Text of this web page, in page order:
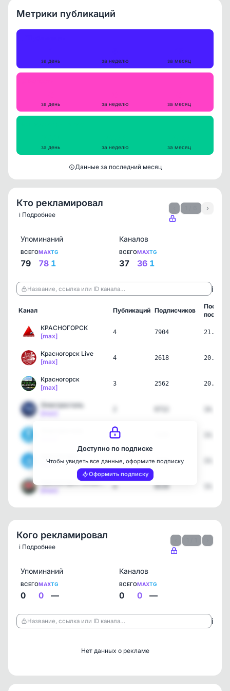
Метрики публикаций
за день за неделю за месяц
за день за неделю за месяц
за день за неделю за месяц
Данные за последний месяц
Кто рекламировал
ℹ️ Подробнее
›
Упоминаний
ВСЕГО
79
MAX
78
TG
1
Каналов
ВСЕГО
37
MAX
36
TG
1
Название, ссылка или ID канала… ℹ️
Канал Публикаций Подписчиков
пост
КРАСНОГОРСК
[max]
4 7904
Красногорск Live
[max]
4 2618
Красногорск
[max]
3 2562
Электросталь
4
[max]
2 2717
Красногорск онлайн • Нов…
4 8539
Доступно по подписке
Чтобы увидеть все данные, оформите подписку
Оформить подписку
Кого рекламировал
ℹ️ Подробнее
Упоминаний
ВСЕГО
0
MAX
0
TG
—
Каналов
ВСЕГО
0
MAX
0
TG
—
Название, ссылка или ID канала… ℹ️
Нет данных о рекламе